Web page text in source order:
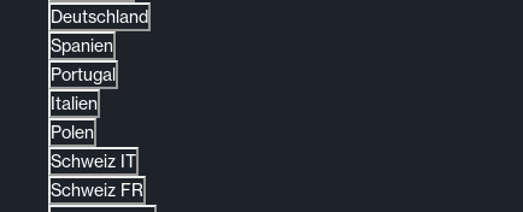
Deutschland
Spanien
Portugal
Italien
Polen
Schweiz IT
Schweiz FR